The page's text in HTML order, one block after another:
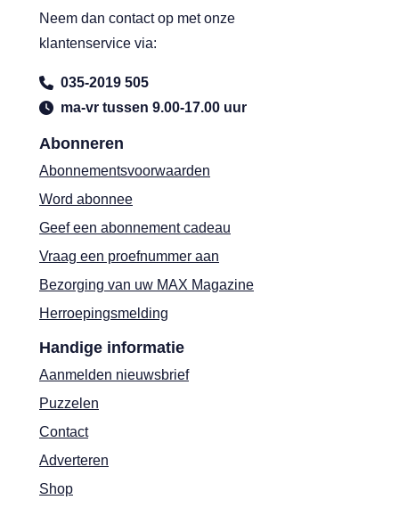
Abonneren
Abonnementsvoorwaarden
Word abonnee
Geef een abonnement cadeau
Vraag een proefnummer aan
Bezorging van uw MAX Magazine
Herroepingsmelding
Handige informatie
Aanmelden nieuwsbrief
Puzzelen
Contact
Adverteren
Shop
Neem dan contact op met onze
klantenservice via:
035-2019 505
ma-vr tussen 9.00-17.00 uur